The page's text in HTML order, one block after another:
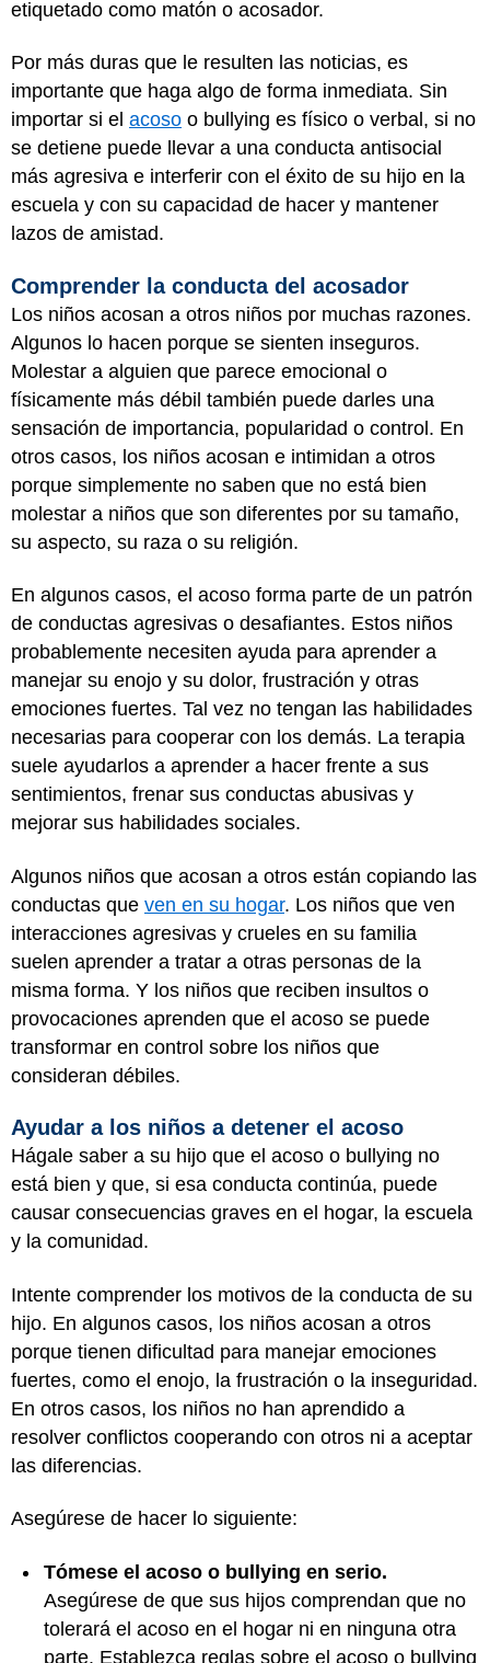
etiquetado como matón o acosador.
Por más duras que le resulten las noticias, es
importante que haga algo de forma inmediata. Sin
importar si el acoso o bullying es físico o verbal, si no
se detiene puede llevar a una conducta antisocial
más agresiva e interferir con el éxito de su hijo en la
escuela y con su capacidad de hacer y mantener
lazos de amistad.
Comprender la conducta del acosador
Los niños acosan a otros niños por muchas razones.
Algunos lo hacen porque se sienten inseguros.
Molestar a alguien que parece emocional o
físicamente más débil también puede darles una
sensación de importancia, popularidad o control. En
otros casos, los niños acosan e intimidan a otros
porque simplemente no saben que no está bien
molestar a niños que son diferentes por su tamaño,
su aspecto, su raza o su religión.
En algunos casos, el acoso forma parte de un patrón
de conductas agresivas o desafiantes. Estos niños
probablemente necesiten ayuda para aprender a
manejar su enojo y su dolor, frustración y otras
emociones fuertes. Tal vez no tengan las habilidades
necesarias para cooperar con los demás. La terapia
suele ayudarlos a aprender a hacer frente a sus
sentimientos, frenar sus conductas abusivas y
mejorar sus habilidades sociales.
Algunos niños que acosan a otros están copiando las
conductas que ven en su hogar. Los niños que ven
interacciones agresivas y crueles en su familia
suelen aprender a tratar a otras personas de la
misma forma. Y los niños que reciben insultos o
provocaciones aprenden que el acoso se puede
transformar en control sobre los niños que
consideran débiles.
Ayudar a los niños a detener el acoso
Hágale saber a su hijo que el acoso o bullying no
está bien y que, si esa conducta continúa, puede
causar consecuencias graves en el hogar, la escuela
y la comunidad.
Intente comprender los motivos de la conducta de su
hijo. En algunos casos, los niños acosan a otros
porque tienen dificultad para manejar emociones
fuertes, como el enojo, la frustración o la inseguridad.
En otros casos, los niños no han aprendido a
resolver conflictos cooperando con otros ni a aceptar
las diferencias.
Asegúrese de hacer lo siguiente:
Tómese el acoso o bullying en serio.
Asegúrese de que sus hijos comprendan que no
tolerará el acoso en el hogar ni en ninguna otra
parte. Establezca reglas sobre el acoso o bullying